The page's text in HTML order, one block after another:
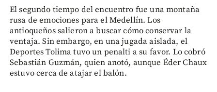
El segundo tiempo del encuentro fue una montaña
rusa de emociones para el Medellín. Los
antioqueños salieron a buscar cómo conservar la
ventaja. Sin embargo, en una jugada aislada, el
Deportes Tolima tuvo un penalti a su favor. Lo cobró
Sebastián Guzmán, quien anotó, aunque Éder Chaux
estuvo cerca de atajar el balón.